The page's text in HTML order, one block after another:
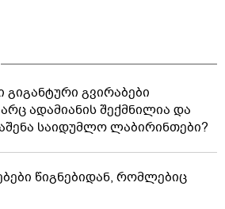
გიგანტური გვირაბები
ადამიანის შექმნილია და
საიდუმლო ლაბირინთები?
წიგნებიდან, რომლებიც